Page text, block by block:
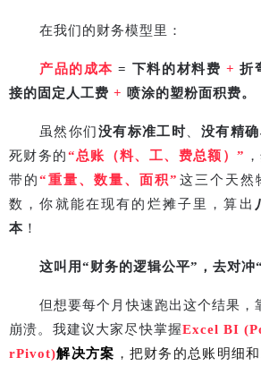
在我们的财务模型里：
产品的成本 = 下料的材料费 + 折
接的固定人工费 + 喷涂的塑粉面积费。
虽然你们没有标准工时 没有精
死财务的“总账（料、工、费总额）”
带的“重量、数量、面积” 这三个天然
数，你就能在现有的烂摊子里，算出
本 ！
这叫用“财务的逻辑公平” ，去对冲“
但想要每个月快速跑出这个结果，
崩溃。我建议大家尽快掌握Excel BI
rPivot)解决方案 ，把财务的总账明细